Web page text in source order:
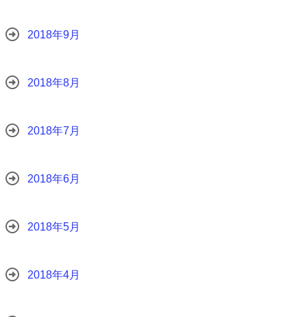
2018年9月
2018年8月
2018年7月
2018年6月
2018年5月
2018年4月